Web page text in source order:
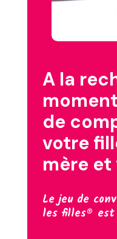
A la
de
votre
mère et
Le jeu de
les filles®